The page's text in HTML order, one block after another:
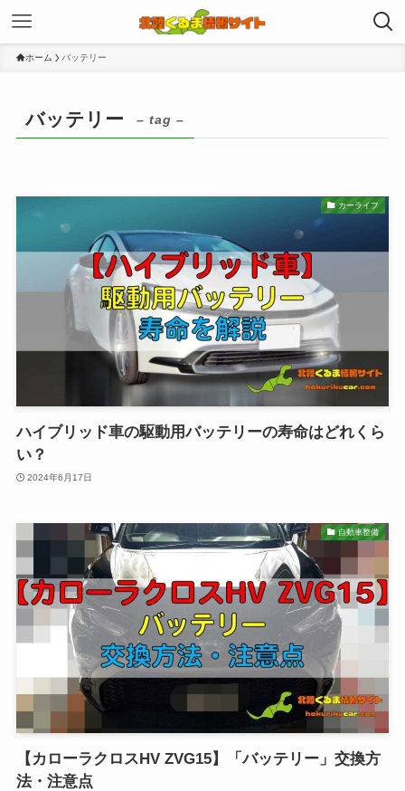
ホーム バッテリー
バッテリー – tag –
カーライフ
ハイブリッド車の駆動用バッテリーの寿命はどれくら
い？
2024年6月17日
自動車整備
【カローラクロスHV ZVG15】「バッテリー」交換方
法・注意点